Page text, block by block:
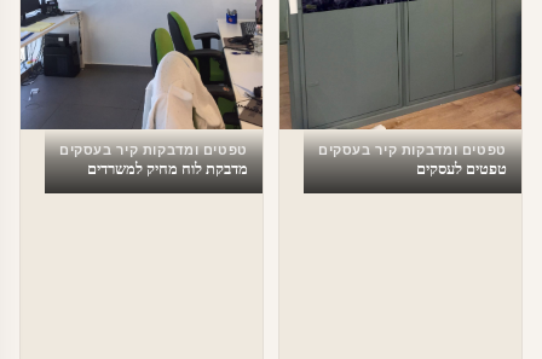
טפטים ומדבקות קיר בעסקים
טפטים לעסקים
טפטים ומדבקות קיר בעסקים
מדבקת לוח מחיק למשרדים